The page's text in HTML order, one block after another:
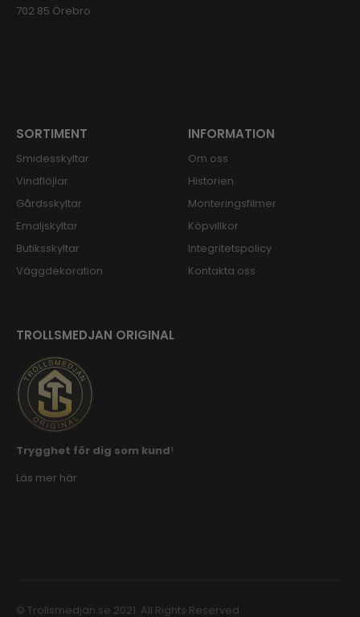
702 85 Örebro
SORTIMENT
Smidesskyltar
Vindflöjlar
Gårdsskyltar
Emaljskyltar
Butiksskyltar
Väggdekoration
INFORMATION
Om oss
Historien
Monteringsfilmer
Köpvillkor
Integritetspolicy
Kontakta oss
TROLLSMEDJAN ORIGINAL
Trygghet för dig som kund!
Läs mer här
© Trollsmedjan.se 2021. All Rights Reserved